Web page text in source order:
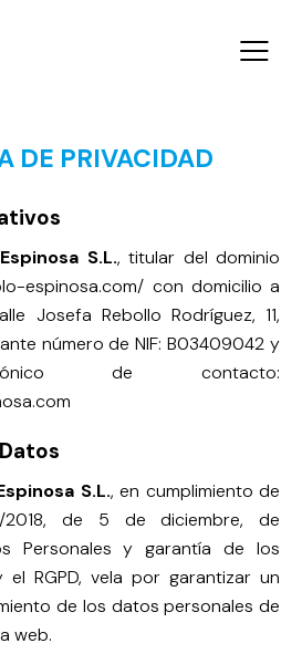
DE PRIVACIDAD
S.L., titular del dominio
espinosa.com/ con domicilio a
Josefa Rebollo Rodríguez, 11,
número de NIF:B03409042y
de contacto:
S.L., en cumplimiento de
de 5 de diciembre, de
Personales y garantía de los
RGPD, vela por garantizar un
de los datos personales de
web.